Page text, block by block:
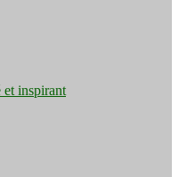
et inspirant